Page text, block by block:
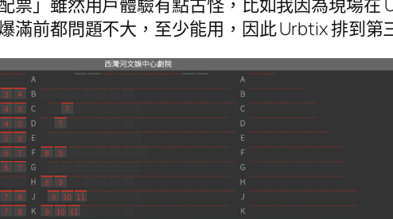
票」雖然用戶體驗有點古怪，比如我因為現場
滿前都問題不大，至少能用，因此 Urbtix 排到第